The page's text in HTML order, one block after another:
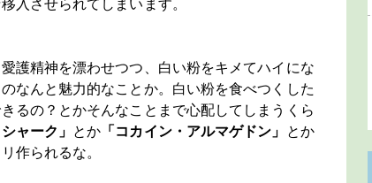
入させられてしまいます。
護精神を漂わせつつ、白い粉をキメてハイにな
なんと魅力的なことか。白い粉を食べつくした
るの？とかそんなことまで心配してしまうくら
ャーク」 とか 「コカイン・アルマゲドン」 とか
作られるな。